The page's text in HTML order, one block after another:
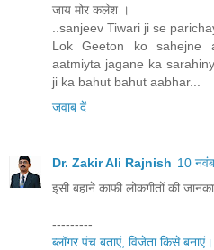
जाय मोर कलेश ।
..sanjeev Tiwari ji se
Lok Geeton ko sahejne
aatmiyta jagane ka
ji ka bahut bahut aabhar...
जवाब दें
Dr. Zakir Ali Rajnish 10
इसी बहाने काफी लोकगीतों की
---------
ब्‍लॉगर पंच बताएं, विजेता किसे बनाएं।